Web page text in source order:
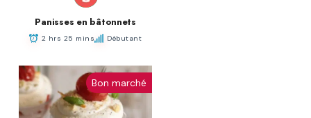
Panisses en bâtonnets
2 hrs 25 mins Débutant
Bon marché